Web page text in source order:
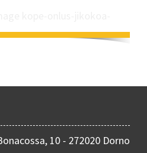
Title
10 - 272020 Dorno